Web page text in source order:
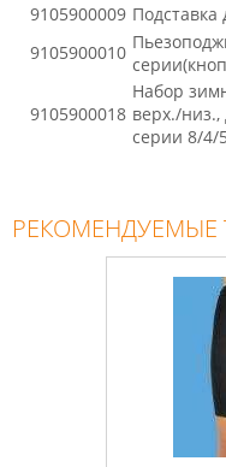
9105900009 Подставка
9105900010
9105900018
Набор
верх./низ.,
серии 8/4/5
РЕКОМЕНДУЕМЫЕ